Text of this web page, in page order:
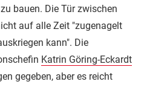
bauen. Die Tür zwischen
auf alle Zeit "zugenagelt
kann". Die
Katrin Göring-Eckardt
gegeben, aber es reicht